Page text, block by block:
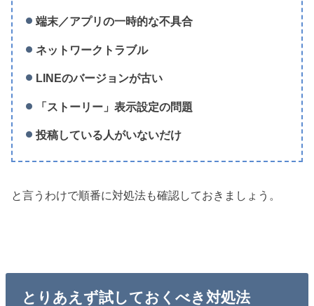
端末／アプリの一時的な不具合
ネットワークトラブル
LINEのバージョンが古い
「ストーリー」表示設定の問題
投稿している人がいないだけ
と言うわけで順番に対処法も確認しておきましょう。
とりあえず試しておくべき対処法